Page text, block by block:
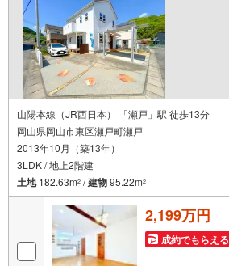
山陽本線（JR西日本） 「瀬戸」駅 徒歩13分
岡山県岡山市東区瀬戸町瀬戸
2013年10月（築13年）
3LDK / 地上2階建
土地182.63m2 /建物95.22m2
2,199万円
成約でもらえる